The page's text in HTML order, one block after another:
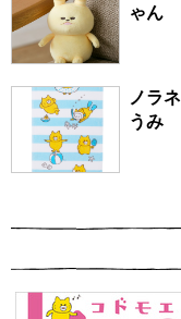
ゃん
ノラ
うみ